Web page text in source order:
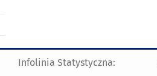
Infolinia Statystyczna: